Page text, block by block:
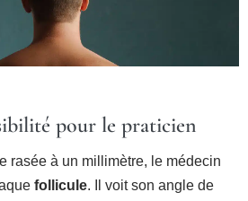
pour le praticien
rasée à un millimètre, le médecin
follicule. Il voit son angle de